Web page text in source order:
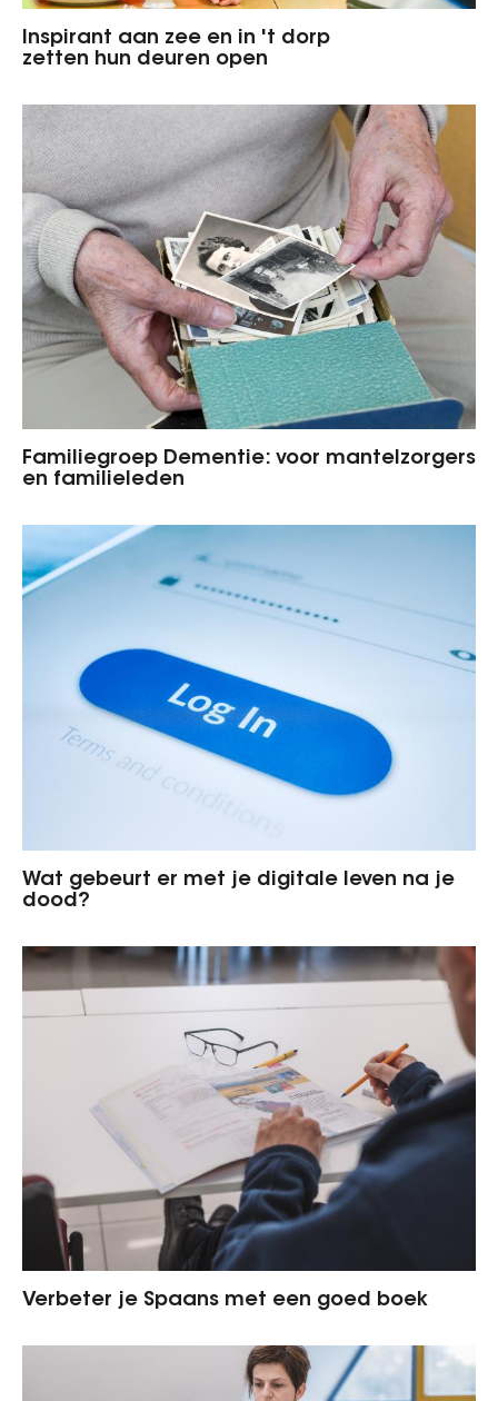
Inspirant aan zee en in 't dorp
zetten hun deuren open
Familiegroep Dementie: voor mantelzorgers
en familieleden
Wat gebeurt er met je digitale leven na je
dood?
Verbeter je Spaans met een goed boek